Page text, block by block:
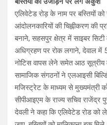
एलिवेटेड रोड़ के नाम पर बस्तियों
आंदोलनकारियों की चिह्नीकरण
बनाने, सहसपुर क्षेत्र में साइबर
अधिग्रहण पर रोक लगाने, देवाल में
नोटिस वापस लेने समेत आठ सूत्रीय
सामाजिक संगठनों ने एलआइसी
मजिस्ट्रेट के माध्यम से मुख्यमंत्री
सीपीआइएम के राज्य सचिव राजेंद्र
देवली ने कहा कि एलिवेटेड रोड को